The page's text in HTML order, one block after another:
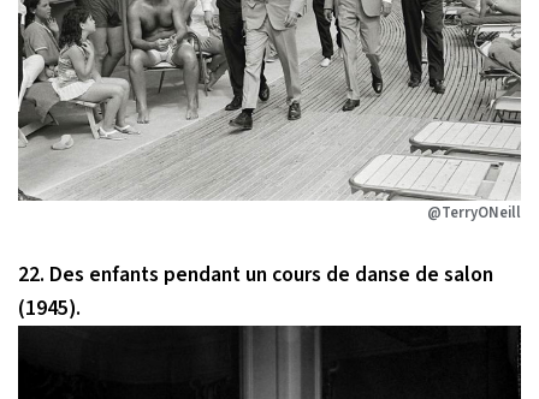
@TerryONeill
22. Des enfants pendant un cours de danse de salon
(1945).